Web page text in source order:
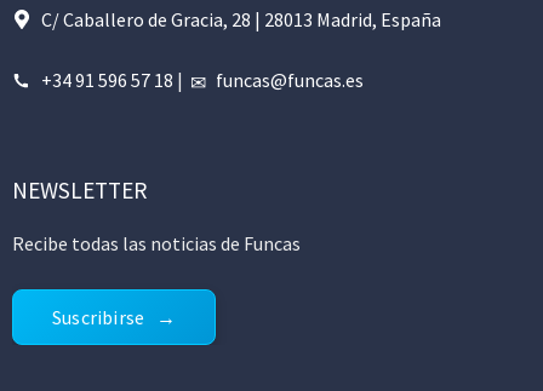
C/ Caballero de Gracia, 28 | 28013 Madrid, España
+34 91 596 57 18 | funcas@funcas.es
NEWSLETTER
Recibe todas las noticias de Funcas
Suscribirse